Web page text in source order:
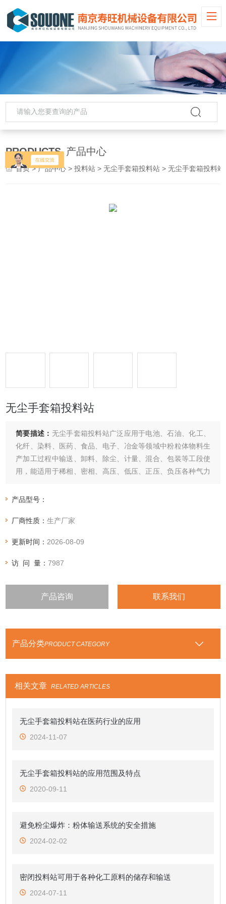
PRODUCTS 产品中心
首页>产品中心 >投料站 >无尘手套箱投料站 > 无尘手套箱投料站
无尘手套箱投料站
简要描述： 无尘手套箱投料站广泛应用于电池、石油、化工、
化纤、染料、医药、食品、电子、冶金等领域中粉粒体物料生
产加工过程中输送、卸料、除尘、计量、混合、包装等工段使
用，能适用于稀相、密相、高压、低压、正压、负压各种气力
产品型号：
厂商性质：生产厂家
更新时间： 2026-08-09
访 问 量：7987
产品咨询 联系我们
产品分类PRODUCT CATEGORY
相关文章 RELATED ARTICLES
无尘手套箱投料站在医药行业的应用
2024-11-07
无尘手套箱投料站的应用范围及特点
2020-09-11
避免粉尘爆炸：粉体输送系统的安全措施
2024-02-02
密闭投料站可用于各种化工原料的储存和输送
2024-07-11